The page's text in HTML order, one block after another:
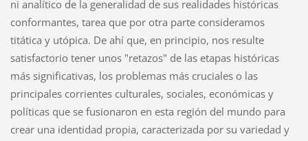
ni analítico de la generalidad de sus realidades históricas
conformantes, tarea que por otra parte consideramos
titática y utópica. De ahí que, en principio, nos resulte
satisfactorio tener unos "retazos" de las etapas históricas
más significativas, los problemas más cruciales o las
principales corrientes culturales, sociales, económicas y
políticas que se fusionaron en esta región del mundo para
crear una identidad propia, caracterizada por su variedad y